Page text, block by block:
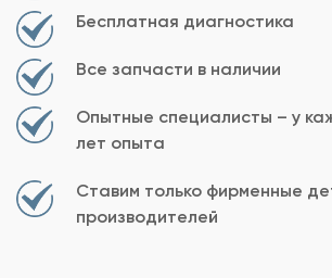
Бесплатная диагностика
Все запчасти в наличии
Опытные специалисты – у
лет опыта
Ставим только фирменные
производителей